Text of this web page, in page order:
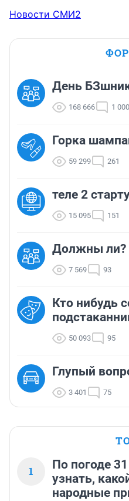
Новости СМИ2
День
168 666 1 000
Горка
59 299 261
теле 2
15 095 151
Должны ли?
7 569 93
Кто нибудь
50 093 95
Глупый
3 401 75
1
По погоде
узнать,
народные